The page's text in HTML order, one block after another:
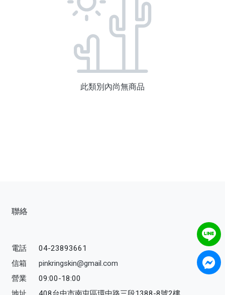
此類別內尚無商品
聯絡
電話
04-23893661
信箱
pinkringskin@gmail.com
營業
09:00-18:00